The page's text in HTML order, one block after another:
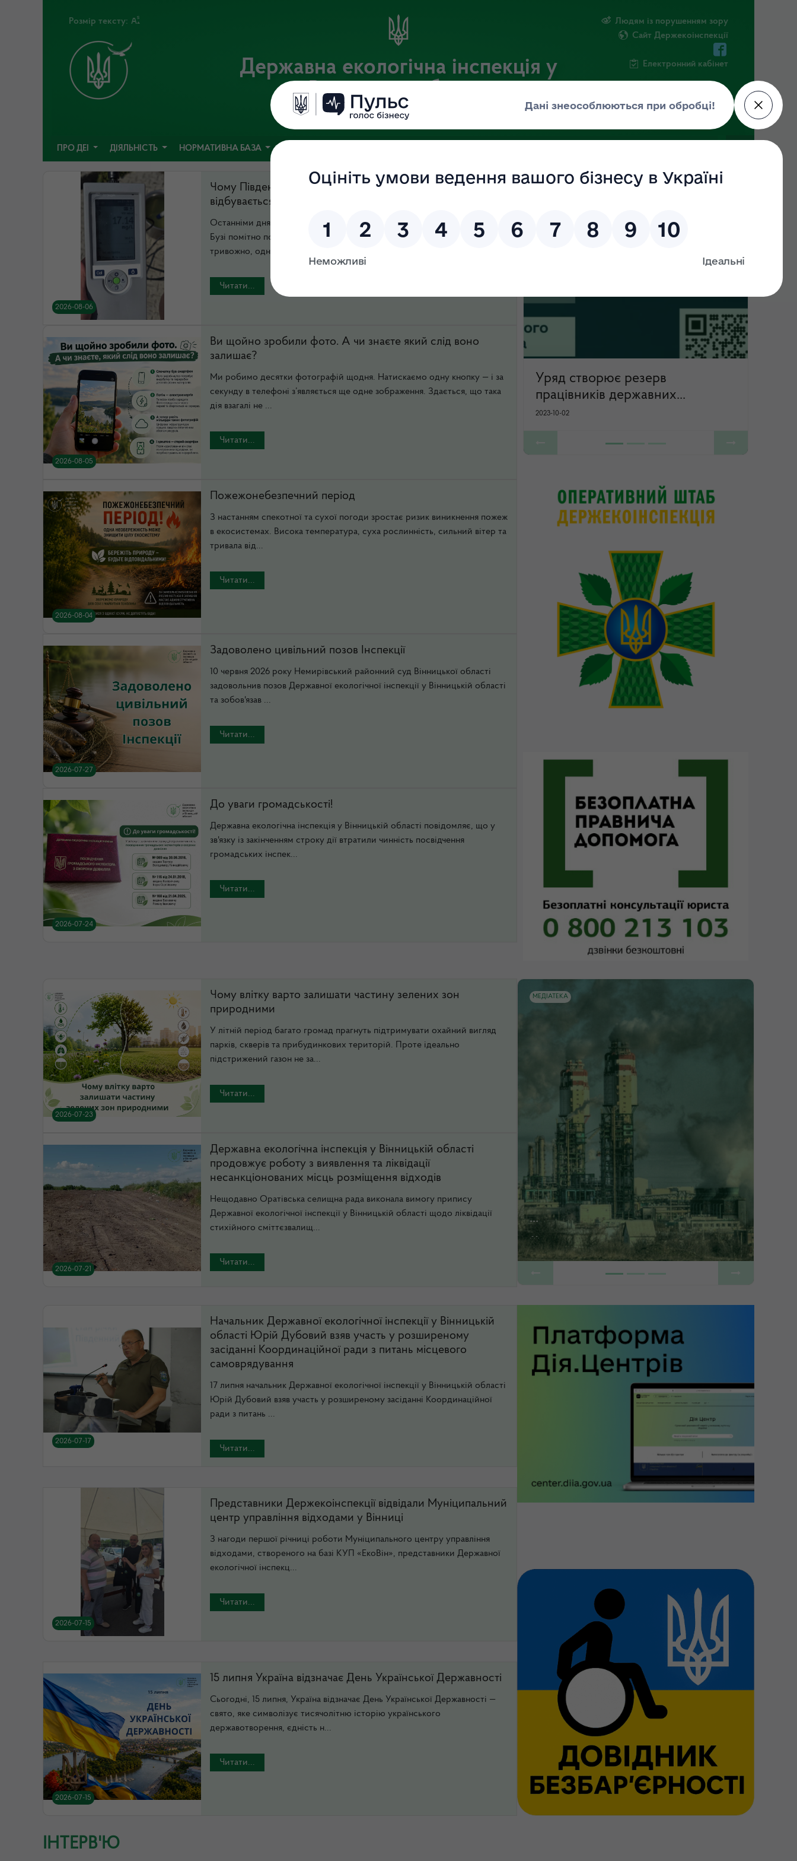
Розмір тексту:
Державна екологічна інспекція у
Вінницькій області
Офіційний веб-портал
Людям із порушенням зору
Сайт Держекоінспекції
Електронний кабінет
ПРО ДЕІ ДІЯЛЬНІСТЬ НОРМАТИВНА БАЗА
2026-08-06
Чому Південний Буг став зеленим? Пояснюємо, що
відбувається з водою
Останніми днями багато вінничан звернули увагу, що вода у Південному
Бузі помітно позеленіла. На перший погляд це може виглядати
тривожно, однак таке ...
Читати...
2026-08-05
Ви щойно зробили фото. А чи знаєте який слід воно
залишає?
Ми робимо десятки фотографій щодня. Натискаємо одну кнопку — і за
секунду в телефоні з’являється ще одне зображення. Здається, що така
дія взагалі не ...
Читати...
2026-08-04
Пожежонебезпечний період
З настанням спекотної та сухої погоди зростає ризик виникнення пожеж
в екосистемах. Висока температура, суха рослинність, сильний вітер та
тривала від...
Читати...
2026-07-27
Задоволено цивільний позов Інспекції
10 червня 2026 року Немирівський районний суд Вінницької області
задовольнив позов Державної екологічної інспекції у Вінницькій області
та зобов'язав ...
Читати...
2026-07-24
До уваги громадськості!
Державна екологічна інспекція у Вінницькій області повідомляє, що у
зв'язку із закінченням строку дії втратили чинність посвідчення
громадських інспек...
Читати...
...
2026-07-23
Чому влітку варто залишати частину зелених зон
природними
У літній період багато громад прагнуть підтримувати охайний вигляд
парків, скверів та прибудинкових територій. Проте ідеально
підстрижений газон не за...
Читати...
2026-07-21
Державна екологічна інспекція у Вінницькій області
продовжує роботу з виявлення та ліквідації
несанкціонованих місць розміщення відходів
Нещодавно Оратівська селищна рада виконала вимогу припису
Державної екологічної інспекції у Вінницькій області щодо ліквідації
стихійного сміттєзвалищ...
Читати...
МЕДІАТЕКА
...
2026-07-17
Начальник Державної екологічної інспекції у Вінницькій
області Юрій Дубовий взяв участь у розширеному
засіданні Координаційної ради з питань місцевого
самоврядування
17 липня начальник Державної екологічної інспекції у Вінницькій області
Юрій Дубовий взяв участь у розширеному засіданні Координаційної
ради з питань ...
Читати...
2026-07-15
Представники Держекоінспекції відвідали Муніципальний
центр управління відходами у Вінниці
З нагоди першої річниці роботи Муніципального центру управління
відходами, створеного на базі КУП «ЕкоВін», представники Державної
екологічної інспекц...
Читати...
2026-07-15
15 липня Україна відзначає День Української Державності
Сьогодні, 15 липня, Україна відзначає День Української Державності —
свято, яке символізує тисячолітню історію українського
державотворення, єдність н...
Читати...
ІНТЕРВ'Ю